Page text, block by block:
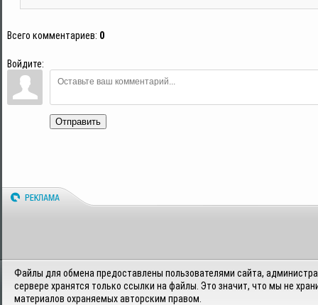
Всего комментариев: 0
Войдите:
Отправить
Файлы для обмена предоставлены пользователями сайта,
сервере хранятся только ссылки на файлы. Это значит, что мы не
материалов охраняемых авторским правом.